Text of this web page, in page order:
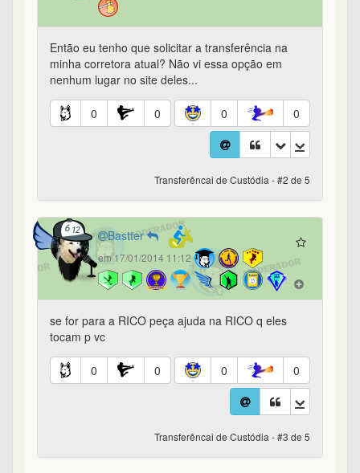
Então eu tenho que solicitar a transferência na
minha corretora atual? Não vi essa opção em
nenhum lugar no site deles...
0 0 0 0
Transferêncai de Custódia - #2 de 5
Bastter
em 17/01/2014 11:12
se for para a RICO peça ajuda na RICO q eles
tocam p vc
0 0 0 0
Transferêncai de Custódia - #3 de 5